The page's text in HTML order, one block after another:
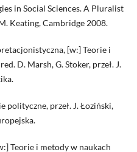
in Social Sciences. A Pluralist
Keating, Cambridge 2008.
[w:] Teorie i
D. Marsh, G. Stoker, przeł. J.
polityczne, przeł. J. Łoziński,
Teorie i metody w naukach